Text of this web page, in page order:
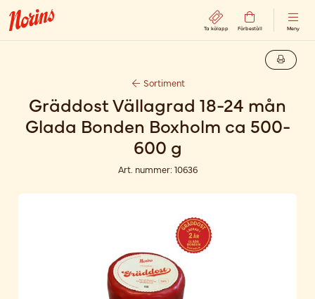
Ta kölapp Förbeställ Meny
Sortiment
Gräddost Vällagrad 18-24 mån
Glada Bonden Boxholm ca 500-
600 g
Art. nummer: 10636